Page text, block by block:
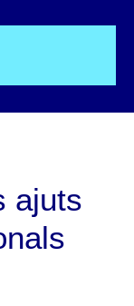
ajuts